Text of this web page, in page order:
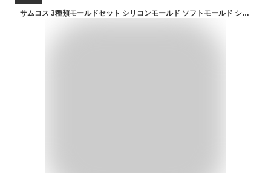
サムコス 3種類モールドセット シリコンモールド ソフトモールド シリコーン DIY宝石 ペンダントクラフト吊り下げ金型 レジンアクセサリー (3種類)